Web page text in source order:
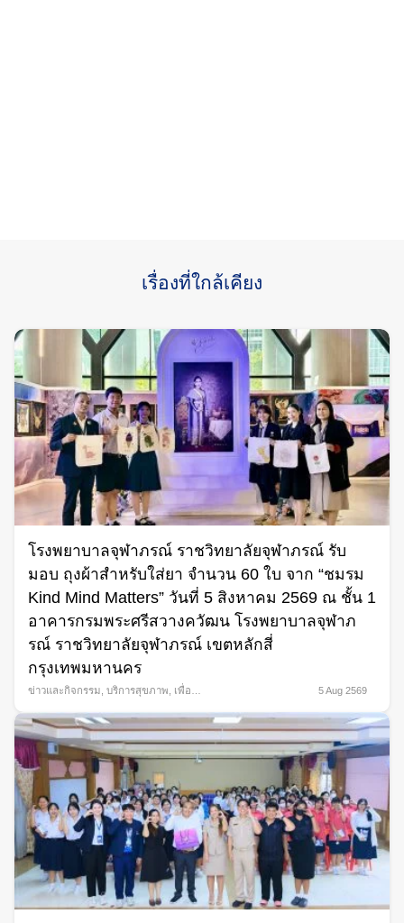
เรื่องที่ใกล้เคียง
โรงพยาบาลจุฬาภรณ์ ราชวิทยาลัยจุฬาภรณ์ รับ
มอบ ถุงผ้าสำหรับใส่ยา จำนวน 60 ใบ จาก “ชมรม
Kind Mind Matters” วันที่ 5 สิงหาคม 2569 ณ ชั้น 1
อาคารกรมพระศรีสวางควัฒน โรงพยาบาลจุฬาภ
รณ์ ราชวิทยาลัยจุฬาภรณ์ เขตหลักสี่
กรุงเทพมหานคร
ข่าวและกิจกรรม บริการสุขภาพ
เพื่อ
5 Aug 2569